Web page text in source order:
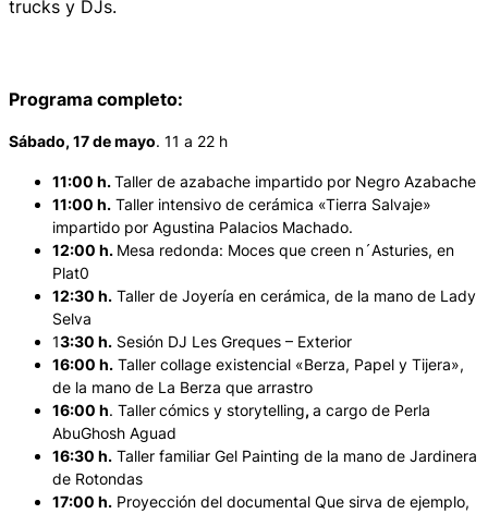
trucks y DJs.
Programa completo:
Sábado, 17 de mayo. 11 a 22 h
11:00 h.Taller de azabache impartido por Negro Azabache
11:00 h. Taller intensivo de cerámica «Tierra Salvaje»
impartido por Agustina Palacios Machado.
12:00 h. Mesa redonda: Moces que creen n´Asturies, en
Plat0
12:30 h. Taller de Joyería en cerámica, de la mano de Lady
Selva
13:30 h. Sesión DJ Les Greques – Exterior
16:00 h. Taller collage existencial «Berza, Papel y Tijera»,
de la mano de La Berza que arrastro
16:00 h. Tallercómics y storytelling, a cargo de Perla
AbuGhosh Aguad
16:30 h. Taller familiar Gel Painting de la mano de Jardinera
de Rotondas
17:00 h. Proyección del documental Que sirva de ejemplo,